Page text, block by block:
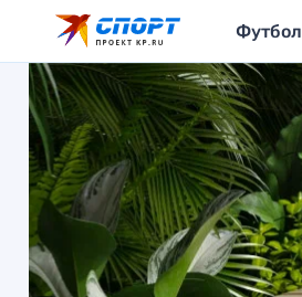
Футбол